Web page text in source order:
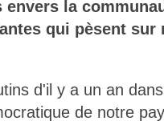
envers la
qui pèsent
d'il y a un an
de notre